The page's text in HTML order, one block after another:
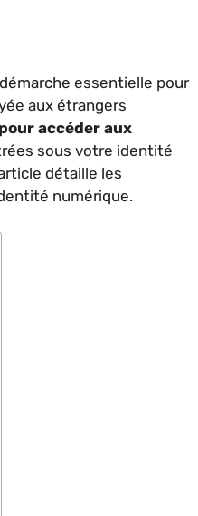
essentielle pour
aux étrangers
accéder aux
sous votre identité
détaille les
numérique.